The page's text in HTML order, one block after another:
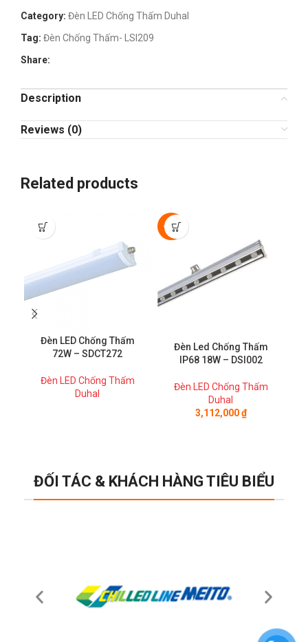
Category: Đèn LED Chống Thấm Duhal
Tag: Đèn Chống Thấm- LSI209
Share:
Description
Reviews (0)
Related products
Đèn LED Chống Thấm
72W – SDCT272
Đèn LED Chống Thấm
Duhal
-50%
Đèn Led Chống Thấm
IP68 18W – DSI002
Đèn LED Chống Thấm
Duhal
3,112,000₫
ĐỐI TÁC & KHÁCH HÀNG TIÊU BIỂU